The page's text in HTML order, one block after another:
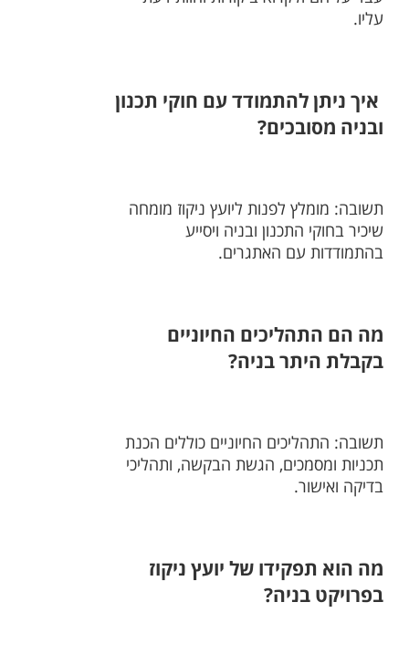
עליו.
איך ניתן להתמודד עם חוקי תכנון
ובניה מסובכים?
תשובה: מומלץ לפנות ליועץ ניקוז מומחה
שיכיר בחוקי התכנון ובניה ויסייע
בהתמודדות עם האתגרים.
מה הם התהליכים החיוניים
בקבלת היתר בניה?
תשובה: התהליכים החיוניים כוללים הכנת
תכניות ומסמכים, הגשת הבקשה, ותהליכי
בדיקה ואישור.
מה הוא תפקידו של יועץ ניקוז
בפרויקט בניה?